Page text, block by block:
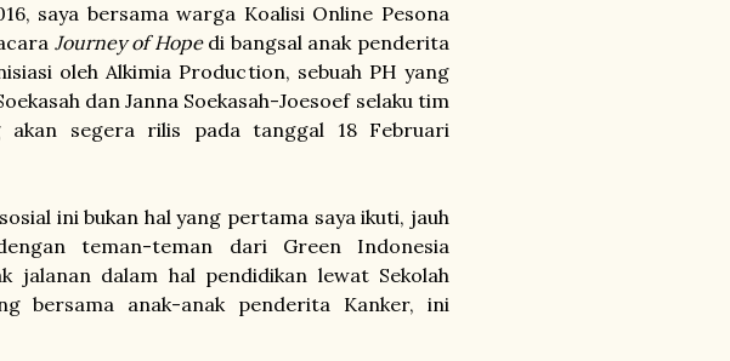
bersama warga Koalisi Online Pesona
Journey of Hopedi bangsal anak penderita
oleh Alkimia Production, sebuah PH yang
dan Janna Soekasah-Joesoef selaku tim
akan segera rilis pada tanggal 18 Februari
ini bukan hal yang pertama saya ikuti, jauh
teman-teman dari Green Indonesia
jalanan dalam hal pendidikan lewat Sekolah
bersama anak-anak penderita Kanker, ini